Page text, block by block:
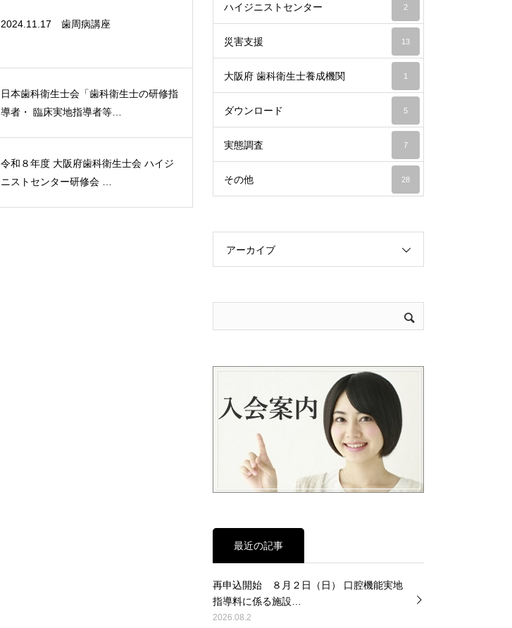
2024.11.17 歯周病講座
日本歯科衛生士会「歯科衛生士の研修指
導者・ 臨床実地指導者等…
令和８年度 大阪府歯科衛生士会 ハイジ
ニストセンター研修会 …
ハイジニストセンター 2
災害支援 13
大阪府 歯科衛生士養成機関 1
ダウンロード 5
実態調査 7
その他 28
アーカイブ
最近の記事
再申込開始 ８月２日（日） 口腔機能実地
指導料に係る施設…
2026.08.2